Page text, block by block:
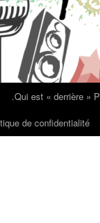
.Qui est « derrière »
de confidentialité